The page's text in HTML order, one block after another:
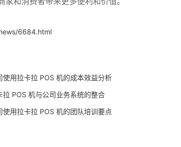
6684.html
使用拉卡拉 POS 机的成本效益分析
拉 POS 机与公司业务系统的整合
使用拉卡拉 POS 机的团队培训要点